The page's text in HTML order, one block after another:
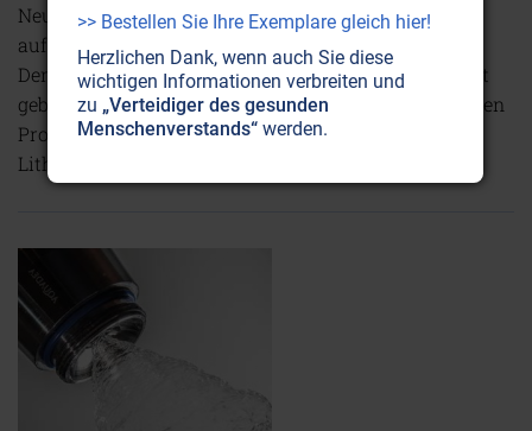
Neue Medikamente sollen den immer häufiger
auftretenden psychischen Erkrankungen wie etwa
Demenz, Parkinson, Depressionen oder ADHS Einhalt
gebieten. Doch besser als die teuren pharmazeutischen
Produkte hilft oft ein einfaches Spurenelement:
Lithium.
>> Bestellen Sie Ihre Exemplare gleich hier!
Herzlichen Dank, wenn auch Sie diese
wichtigen Informationen verbreiten und
zu „Verteidiger des gesunden
Menschenverstands“ werden.